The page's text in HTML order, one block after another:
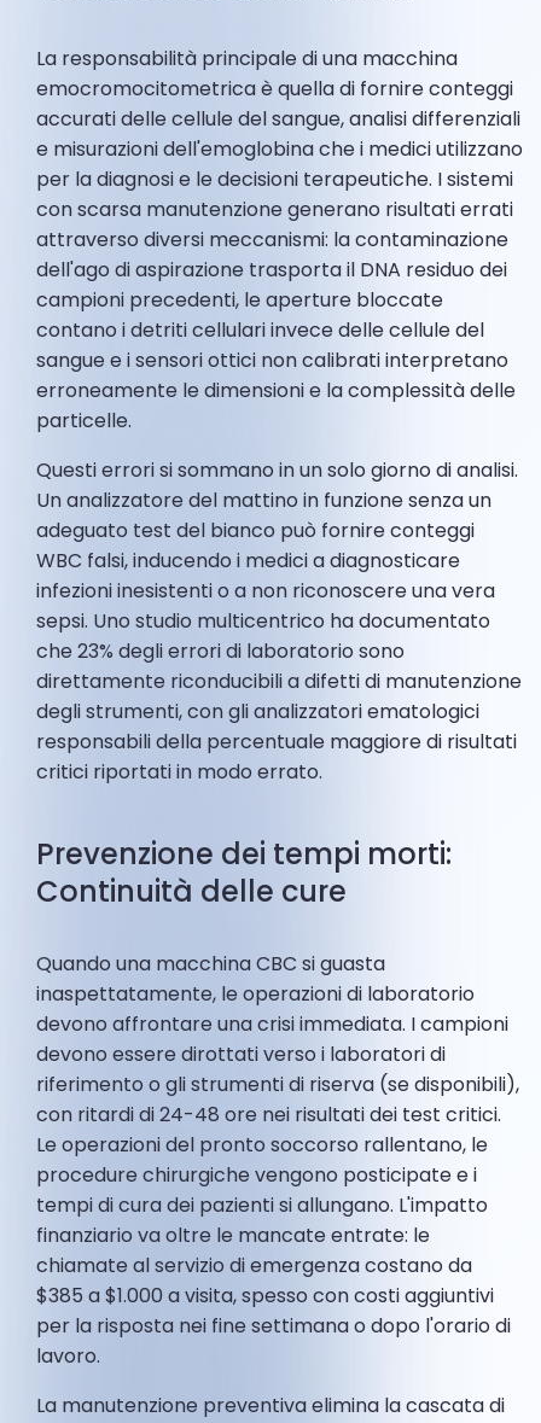
La responsabilità principale di una macchina
emocromocitometrica è quella di fornire conteggi
accurati delle cellule del sangue, analisi differenziali
e misurazioni dell'emoglobina che i medici utilizzano
per la diagnosi e le decisioni terapeutiche. I sistemi
con scarsa manutenzione generano risultati errati
attraverso diversi meccanismi: la contaminazione
dell'ago di aspirazione trasporta il DNA residuo dei
campioni precedenti, le aperture bloccate
contano i detriti cellulari invece delle cellule del
sangue e i sensori ottici non calibrati interpretano
erroneamente le dimensioni e la complessità delle
particelle.
Questi errori si sommano in un solo giorno di analisi.
Un analizzatore del mattino in funzione senza un
adeguato test del bianco può fornire conteggi
WBC falsi, inducendo i medici a diagnosticare
infezioni inesistenti o a non riconoscere una vera
sepsi. Uno studio multicentrico ha documentato
che 23% degli errori di laboratorio sono
direttamente riconducibili a difetti di manutenzione
degli strumenti, con gli analizzatori ematologici
responsabili della percentuale maggiore di risultati
critici riportati in modo errato.
Prevenzione dei tempi morti:
Continuità delle cure
Quando una macchina CBC si guasta
inaspettatamente, le operazioni di laboratorio
devono affrontare una crisi immediata. I campioni
devono essere dirottati verso i laboratori di
riferimento o gli strumenti di riserva (se disponibili),
con ritardi di 24-48 ore nei risultati dei test critici.
Le operazioni del pronto soccorso rallentano, le
procedure chirurgiche vengono posticipate e i
tempi di cura dei pazienti si allungano. L'impatto
finanziario va oltre le mancate entrate: le
chiamate al servizio di emergenza costano da
$385 a $1.000 a visita, spesso con costi aggiuntivi
per la risposta nei fine settimana o dopo l'orario di
lavoro.
La manutenzione preventiva elimina la cascata di